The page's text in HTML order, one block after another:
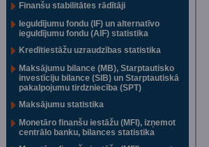
Finanšu stabilitātes rādītāji
Ieguldījumu fondu (IF) un alternatīvo
ieguldījumu fondu (AIF) statistika
Kredītiestāžu uzraudzības statistika
Maksājumu bilance (MB), Starptautisko
investīciju bilance (SIB) un Starptautiskā
pakalpojumu tirdzniecība (SPT)
Maksājumu statistika
Monetāro finanšu iestāžu (MFI), izņemot
centrālo banku, bilances statistika